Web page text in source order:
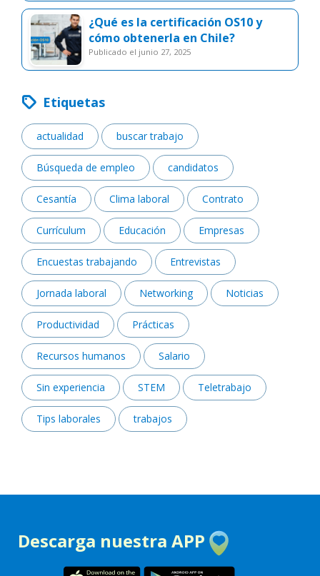
¿Qué es la certificación OS10 y
cómo obtenerla en Chile?
publicado el junio 27, 2025
Etiquetas
actualidad buscar trabajo
Búsqueda de empleo candidatos
Cesantía Clima laboral Contrato
Currículum Educación Empresas
Encuestas trabajando Entrevistas
Jornada laboral Networking Noticias
Productividad Prácticas
Recursos humanos Salario
Sin experiencia STEM Teletrabajo
Tips laborales trabajos
Descarga nuestra APP